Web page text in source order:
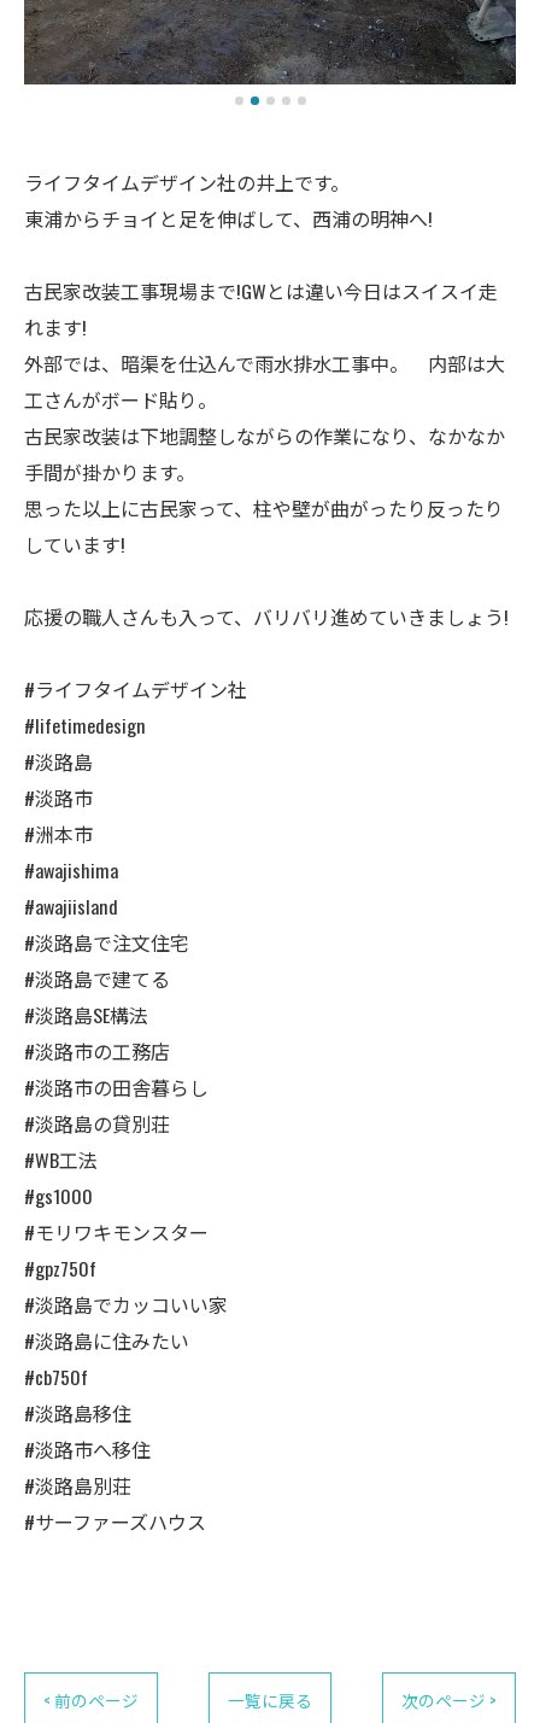
ライフタイムデザイン社の井上です。
東浦からチョイと足を伸ばして、西浦の明神へ!
古民家改装工事現場まで!GWとは違い今日はスイスイ走
れます!
外部では、暗渠を仕込んで雨水排水工事中。 内部は大
工さんがボード貼り。
古民家改装は下地調整しながらの作業になり、なかなか
手間が掛かります。
思った以上に古民家って、柱や壁が曲がったり反ったり
しています!
応援の職人さんも入って、バリバリ進めていきましょう!
#ライフタイムデザイン社
#lifetimedesign
#淡路島
#淡路市
#洲本市
#awajishima
#awajiisland
#淡路島で注文住宅
#淡路島で建てる
#淡路島SE構法
#淡路市の工務店
#淡路市の田舎暮らし
#淡路島の貸別荘
#WB工法
#gs1000
#モリワキモンスター
#gpz750f
#淡路島でカッコいい家
#淡路島に住みたい
#cb750f
#淡路島移住
#淡路市へ移住
#淡路島別荘
#サーファーズハウス
< 前のページ 一覧に戻る 次のページ >